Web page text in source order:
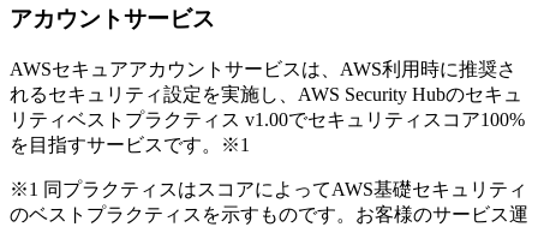
アカウントサービス
AWSセキュアアカウントサービスは、AWS利用時に推奨さ
れるセキュリティ設定を実施し、AWS Security Hubのセキュ
リティベストプラクティス v1.00でセキュリティスコア100%
を目指すサービスです。
※1
※1 同プラクティスはスコアによってAWS基礎セキュリティ
のベストプラクティスを示すものです。お客様のサービス運